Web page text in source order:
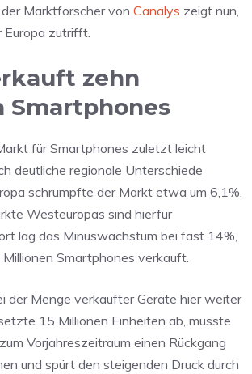
Marktforscher von Canalys zeigt nun,
Europa zutrifft.
zehn
Smartphones
für Smartphones zuletzt leicht
deutliche regionale Unterschiede
schrumpfte der Markt etwa um 6,1%,
Westeuropas sind hierfür
lag das Minuswachstum bei fast 14%,
Smartphones verkauft.
der Menge verkaufter Geräte hier weiter
15 Millionen Einheiten ab, musste
Vorjahreszeitraum einen Rückgang
und spürt den steigenden Druck durch